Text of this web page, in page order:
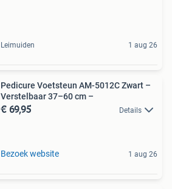
Leimuiden 1 aug 26
Pedicure Voetsteun AM-5012C Zwart –
Verstelbaar 37–60 cm –
€ 69,95 Details
Bezoek website 1 aug 26